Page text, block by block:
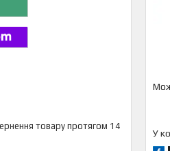
товару протягом 14
У